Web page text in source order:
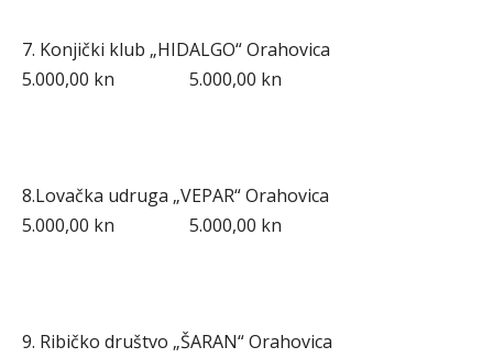
7. Konjički klub „HIDALGO“ Orahovica
5.000,00 kn 5.000,00 kn
8.Lovačka udruga „VEPAR“ Orahovica
5.000,00 kn 5.000,00 kn
9. Ribičko društvo „ŠARAN“ Orahovica